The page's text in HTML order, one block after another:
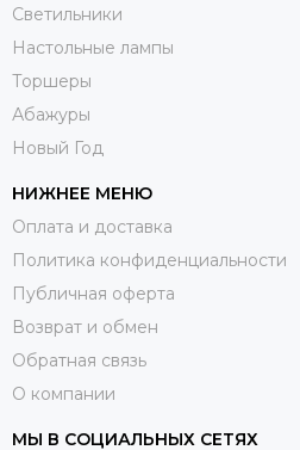
Светильники
Настольные лампы
Торшеры
Абажуры
Новый Год
НИЖНЕЕ МЕНЮ
Оплата и доставка
Политика конфиденциальности
Публичная оферта
Возврат и обмен
Обратная связь
О компании
МЫ В СОЦИАЛЬНЫХ СЕТЯХ